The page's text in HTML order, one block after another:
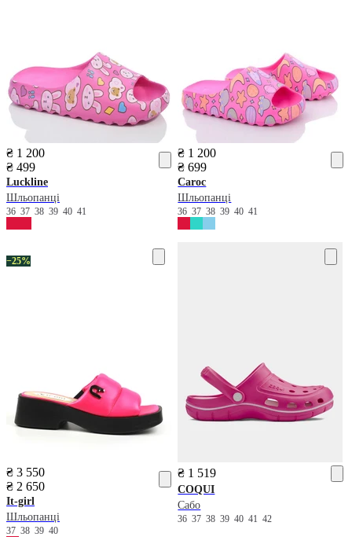
₴ 1 200
₴ 499
Luckline
Шльопанці
36 37 38 39 40 41
₴ 1 200
₴ 699
Caroc
Шльопанці
363738394041
−25%
₴ 3 550
₴ 2 650
It-girl
Шльопанці
37 38 39 40
₴ 1 519
COQUI
Сабо
36373839404142